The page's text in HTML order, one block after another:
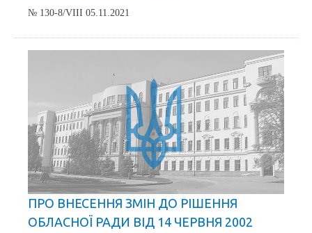
№ 130-8/VIII 05.11.2021
ПРО ВНЕСЕННЯ ЗМІН ДО РІШЕННЯ
ОБЛАСНОЇ РАДИ ВІД 14 ЧЕРВНЯ 2002